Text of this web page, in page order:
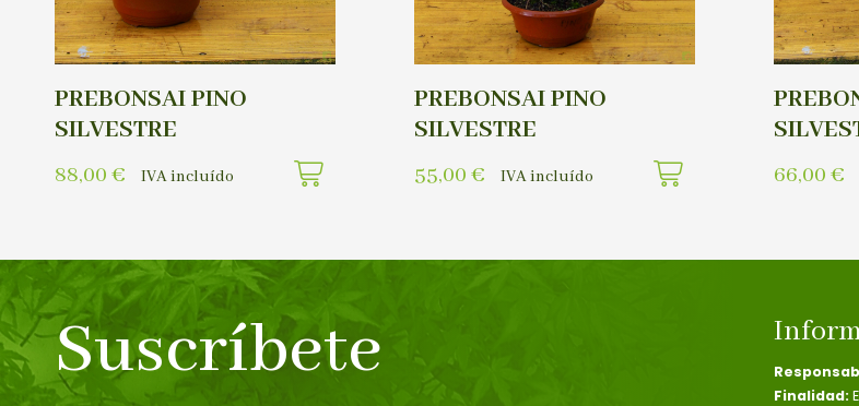
PREBONSAI PINO
SILVESTRE
88,00 € IVA incluído
PREBONSAI PINO
SILVESTRE
55,00 € IVA incluído 66,00 €
Suscríbete
Finalidad: